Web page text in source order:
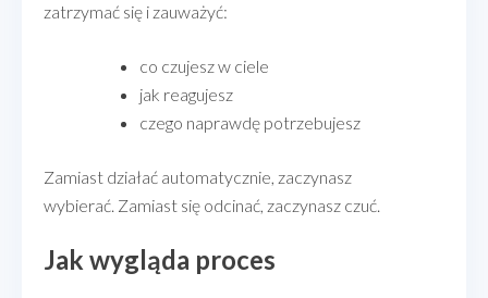
zatrzymać się i zauważyć:
co czujesz w ciele
jak reagujesz
czego naprawdę potrzebujesz
Zamiast działać automatycznie, zaczynasz
wybierać. Zamiast się odcinać, zaczynasz czuć.
Jak wygląda proces